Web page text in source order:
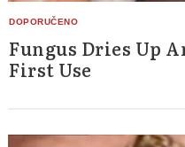
Fungus Dries Up
First Use